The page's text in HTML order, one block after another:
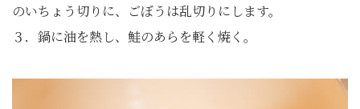
のいちょう切りに、ごぼうは乱切りにします。
３．鍋に油を熱し、鮭のあらを軽く焼く。